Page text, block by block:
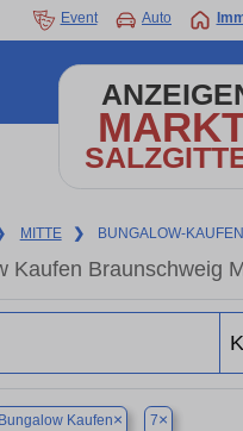
Event Auto
MITTE ❯ BUNGALOW-KAUFEN
Kaufen Braunschweig
Bungalow Kaufen× 7×